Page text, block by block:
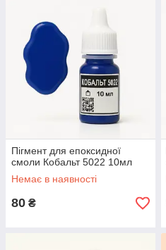
Пігмент для епоксидної
смоли Кобальт 5022 10мл
Немає в наявності
80 ₴